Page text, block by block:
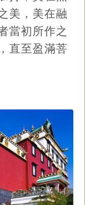
美，美在融
當初所作之
直至盈滿菩